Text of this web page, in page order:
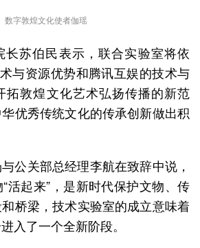
数字敦煌文化使者伽瑶
长苏伯民表示，联合实验室将依
与资源优势和腾讯互娱的技术与
拓敦煌文化艺术弘扬传播的新范
优秀传统文化的传承创新做出积
公关部总经理李航在致辞中说，
活起来”，是新时代保护文物、传
桥梁，技术实验室的成立意味着
入了一个全新阶段。